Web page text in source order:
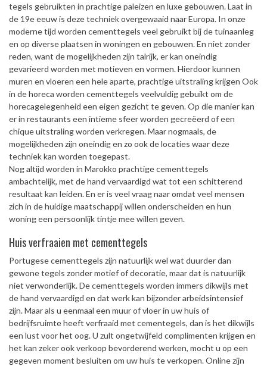
tegels gebruikten in prachtige paleizen en luxe gebouwen. Laat in
de 19e eeuw is deze techniek overgewaaid naar Europa. In onze
moderne tijd worden cementtegels veel gebruikt bij de tuinaanleg
en op diverse plaatsen in woningen en gebouwen. En niet zonder
reden, want de mogelijkheden zijn talrijk, er kan oneindig
gevarieerd worden met motieven en vormen. Hierdoor kunnen
muren en vloeren een hele aparte, prachtige uitstraling krijgen Ook
in de horeca worden cementtegels veelvuldig gebuikt om de
horecagelegenheid een eigen gezicht te geven. Op die manier kan
er in restaurants een intieme sfeer worden gecreëerd of een
chique uitstraling worden verkregen. Maar nogmaals, de
mogelijkheden zijn oneindig en zo ook de locaties waar deze
techniek kan worden toegepast.
Nog altijd worden in Marokko prachtige cementtegels
ambachtelijk, met de hand vervaardigd wat tot een schitterend
resultaat kan leiden. En er is veel vraag naar omdat veel mensen
zich in de huidige maatschappij willen onderscheiden en hun
woning een persoonlijk tintje mee willen geven.
Huis verfraaien met cementtegels
Portugese cementtegels zijn natuurlijk wel wat duurder dan
gewone tegels zonder motief of decoratie, maar dat is natuurlijk
niet verwonderlijk. De cementtegels worden immers dikwijls met
de hand vervaardigd en dat werk kan bijzonder arbeidsintensief
zijn. Maar als u eenmaal een muur of vloer in uw huis of
bedrijfsruimte heeft verfraaid met cementegels, dan is het dikwijls
een lust voor het oog. U zult ongetwijfeld complimenten krijgen en
het kan zeker ook verkoop bevorderend werken, mocht u op een
gegeven moment besluiten om uw huis te verkopen. Online zijn